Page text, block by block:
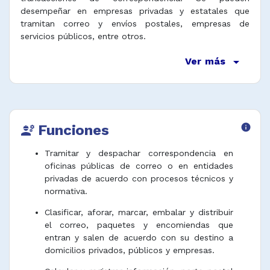
desempeñar en empresas privadas y estatales que
tramitan correo y envíos postales, empresas de
servicios públicos, entre otros.
Ver más arrow_drop_down
engineering Funciones info
Tramitar y despachar correspondencia en
oficinas públicas de correo o en entidades
privadas de acuerdo con procesos técnicos y
normativa.
Clasificar, aforar, marcar, embalar y distribuir
el correo, paquetes y encomiendas que
entran y salen de acuerdo con su destino a
domicilios privados, públicos y empresas.